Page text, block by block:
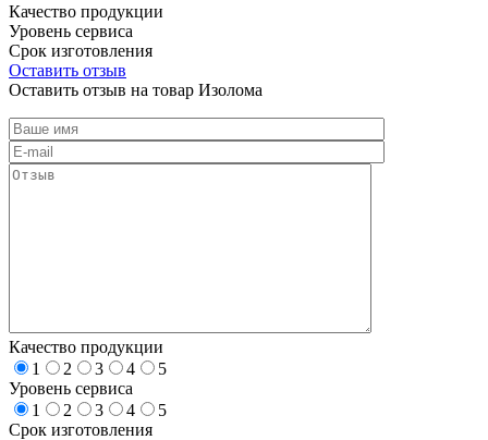
Качество продукции
Уровень сервиса
Срок изготовления
Оставить отзыв
Оставить отзыв на товар Изолома
Качество продукции
1
2 3 4
5
Уровень сервиса
1
2 3 4
5
Срок изготовления